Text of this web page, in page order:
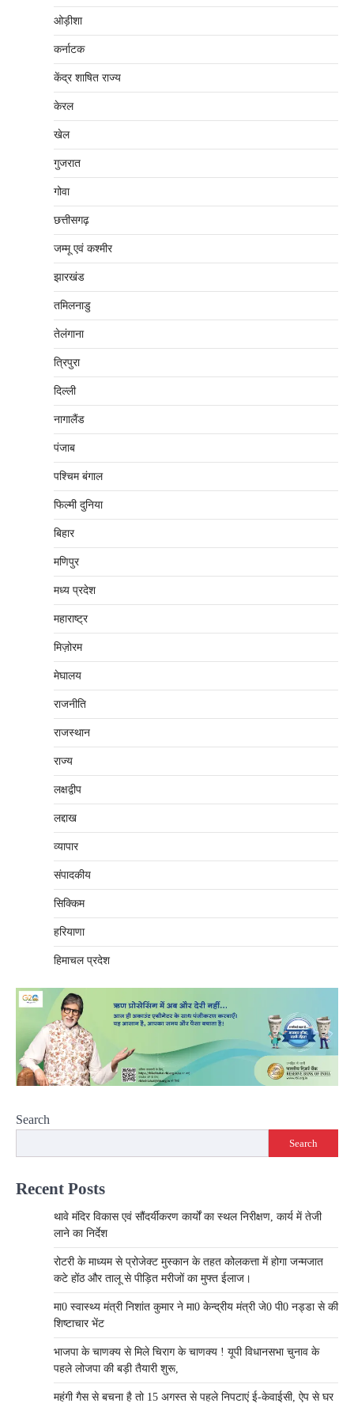
ओड़ीशा
कर्नाटक
केंद्र शाषित राज्य
केरल
खेल
गुजरात
गोवा
छत्तीसगढ़
जम्‍मू एवं कश्‍मीर
झारखंड
तमिलनाडु
तेलंगाना
त्रिपुरा
दिल्‍ली
नागालैंड
पंजाब
पश्चिम बंगाल
फिल्मी दुनिया
बिहार
मणिपुर
मध्‍य प्रदेश
महाराष्‍ट्र
मिज़ोरम
मेघालय
राजनीति
राजस्थान
राज्य
लक्षद्वीप
लद्दाख
व्यापार
संपादकीय
सिक्किम
हरियाणा
हिमाचल प्रदेश
Search
Search
Recent Posts
थावे मंदिर विकास एवं सौंदर्यीकरण कार्यों का स्थल निरीक्षण, कार्य में तेजी
लाने का निर्देश
रोटरी के माध्यम से प्रोजेक्ट मुस्कान के तहत कोलकत्ता में होगा जन्मजात
कटे होंठ और तालू से पीड़ित मरीजों का मुफ्त ईलाज।
मा0 स्वास्थ्य मंत्री निशांत कुमार ने मा0 केन्द्रीय मंत्री जे0 पी0 नड्डा से की
शिष्टाचार भेंट
भाजपा के चाणक्य से मिले चिराग के चाणक्य ! यूपी विधानसभा चुनाव के
पहले लोजपा की बड़ी तैयारी शुरू,
महंगी गैस से बचना है तो 15 अगस्त से पहले निपटाएं ई-केवाईसी, ऐप से घर